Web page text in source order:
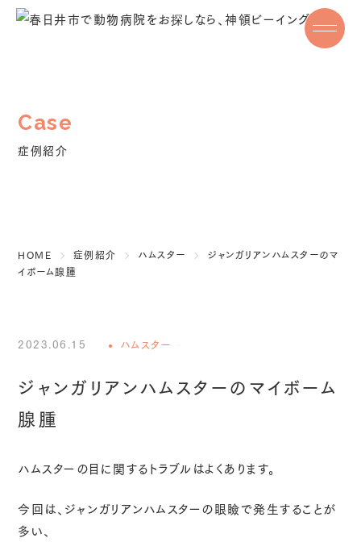
Tel. 0568-83-3377
症例紹介
HOME 症例紹介 ハムスター
ジャンガリアンハムスターのマ
イボーム腺腫
2023.06.15 ハムスター
ジャンガリアンハムスターのマイボーム
腺腫
ハムスターの目に関するトラブルはよくあります。
今回は、ジャンガリアンハムスターの眼瞼で発生することが
多い、